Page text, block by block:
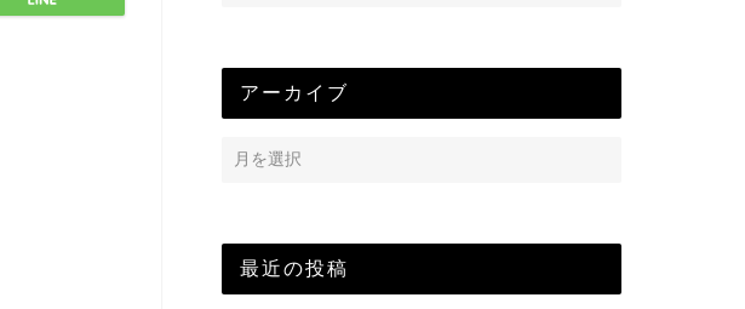
アーカイブ
最近の投稿